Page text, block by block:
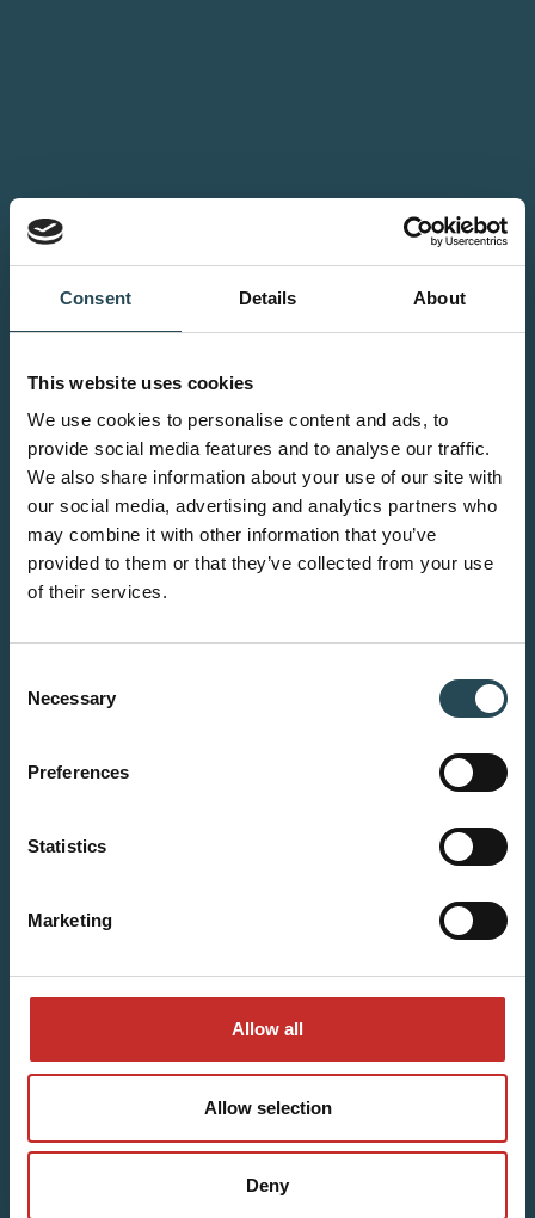
Consent Details About
This website uses cookies
We use cookies to personalise content and ads, to
provide social media features and to analyse our traffic.
We also share information about your use of our site with
our social media, advertising and analytics partners who
may combine it with other information that you’ve
provided to them or that they’ve collected from your use
of their services.
Selection
Necessary
Preferences
Statistics
Marketing
Allow all
Allow selection
Deny